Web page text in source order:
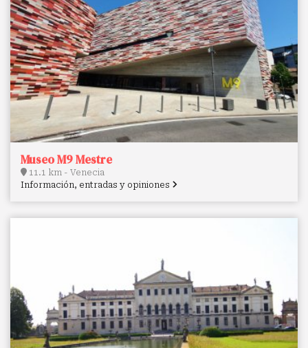
Museo M9 Mestre
11.1 km - Venecia
Información, entradas y opiniones